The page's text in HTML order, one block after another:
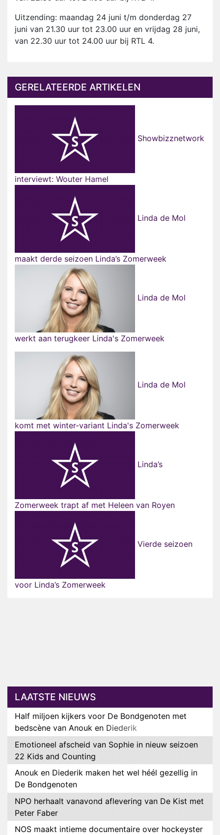
Uitzending: maandag 24 juni t/m donderdag 27
juni van 21.30 uur tot 23.00 uur en vrijdag 28 juni,
van 22.30 uur tot 24.00 uur bij RTL 4.
GERELATEERDE ARTIKELEN
Showbizznetwork
interviewt: Wouter Hamel
Linda de Mol
maakt derde seizoen Linda’s Zomerweek
Linda de Mol
werkt aan terugkeer Linda's Zomerweek
Linda de Mol
komt met winter-variant Linda's Zomerweek
Linda’s
Zomerweek trapt af met Heleen van Royen
Vierde seizoen
voor Linda’s Zomerweek
LAATSTE NIEUWS
Half miljoen kijkers voor De Bondgenoten met
bedscène van Anouk en Diederik
Emotioneel afscheid van Sophie in nieuw seizoen
22 Kids and Counting
Anouk en Diederik maken het wel héél gezellig in
De Bondgenoten
NPO herhaalt vanavond aflevering van De Kist met
Peter Faber
NOS maakt intieme documentaire over hockeyster